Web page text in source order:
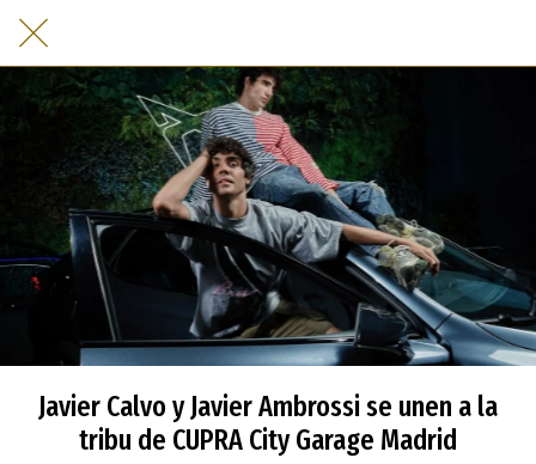
Javier Calvo y Javier Ambrossi se unen a la
tribu de CUPRA City Garage Madrid